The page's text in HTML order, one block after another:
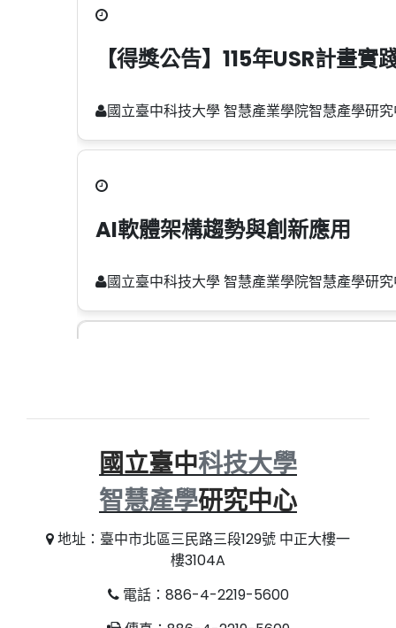
【得獎公告】115年USR計畫
國立臺中科技大學 智慧產業學院智慧產學研
AI軟體架構趨勢與創新應用
國立臺中科技大學 智慧產業學院智慧產學研
國立臺中科技大學 智慧產業學院智慧產學研
TQC生成式AI應用與技術 工作
國立臺中科技大學 智慧產業學院智慧產學研
國立臺中科技大學
智慧產學研究中心
地址：臺中市北區三民路三段129號 中正大樓一
樓3104A
電話：886-4-2219-5600